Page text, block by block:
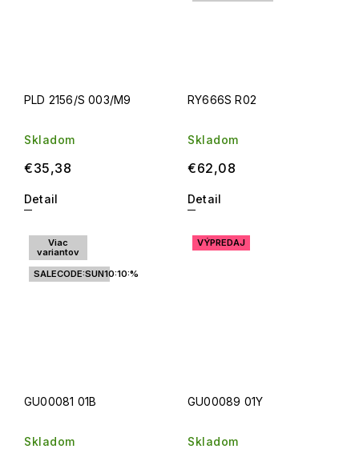
PLD 2156/S 003/M9
Skladom
€35,38
Detail
RY666S R02
Skladom
€62,08
Detail
Viac
variantov
SALECODE:SUN10:10:%
GU00081 01B
Skladom
VÝPREDAJ
GU00089 01Y
Skladom